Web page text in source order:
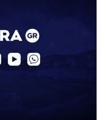
αγώνα, δίνοντας
να κρατά περισσότερο
να αντιδράσουν,
ευκαιρίες,
Βαγγέλη Στουρνάρα
κυρίως στην εξέδρα,